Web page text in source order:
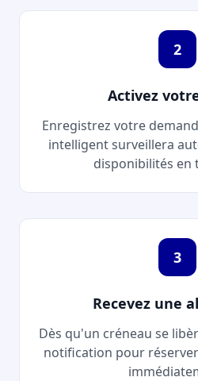
2
Activez
Enregistrez votre
intelligent surveillera
disponibilités en
3
Recevez une
Dès qu'un créneau se
notification pour